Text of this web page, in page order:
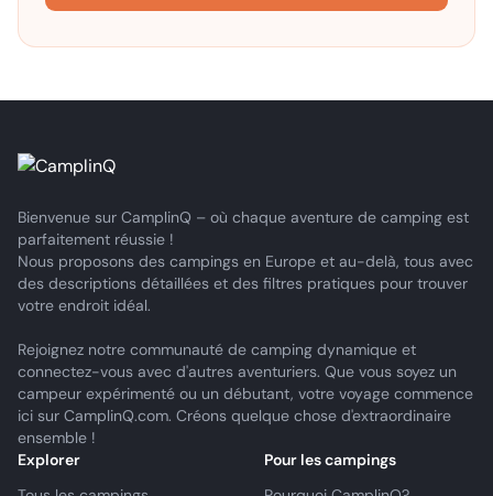
Bienvenue sur CamplinQ – où chaque aventure de camping est
parfaitement réussie !
Nous proposons des campings en Europe et au-delà, tous avec
des descriptions détaillées et des filtres pratiques pour trouver
votre endroit idéal.
Rejoignez notre communauté de camping dynamique et
connectez-vous avec d'autres aventuriers. Que vous soyez un
campeur expérimenté ou un débutant, votre voyage commence
ici sur CamplinQ.com. Créons quelque chose d'extraordinaire
ensemble !
Explorer
Pour les campings